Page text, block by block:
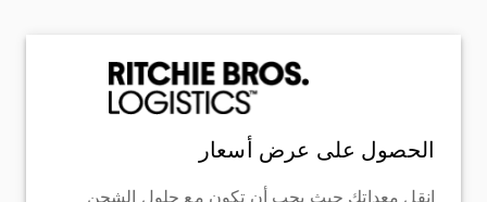
الحصول على عرض أسعار
انقل معداتك حيث يجب أن تكون مع حلول الشحن